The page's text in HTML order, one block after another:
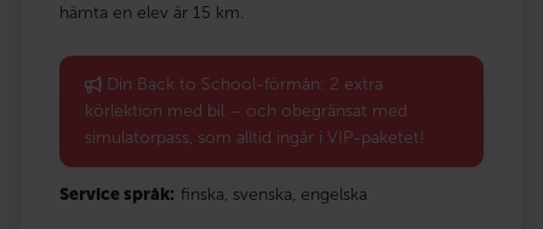
hämta en elev är 15 km.
Din Back to School-förmån: 2 extra
körlektion med bil – och obegränsat med
simulatorpass, som alltid ingår i VIP-paketet!
Service språk: finska, svenska, engelska